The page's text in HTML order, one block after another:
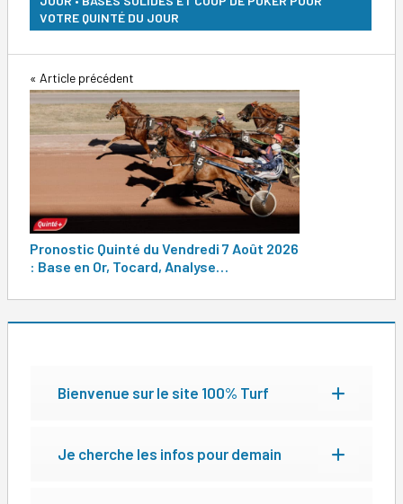
VOTRE QUINTÉ DU JOUR
Navigation
de
l’article
Article précédent
Pronostic Quinté du Vendredi 7 Août 2026
: Base en Or, Tocard, Analyse…
Bienvenue sur le site 100% Turf
Je cherche les infos pour demain